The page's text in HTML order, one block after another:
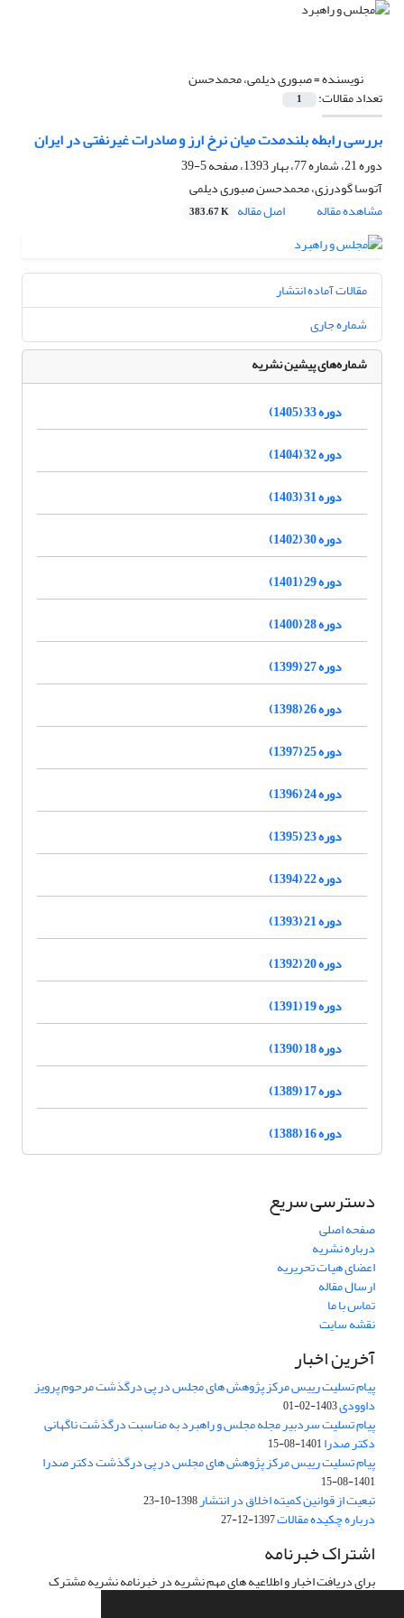
نویسنده =صبوری دیلمی، محمدحسن
تعداد مقالات: 1
بررسی رابطه بلندمدت میان نرخ ارز و صادرات غیرنفتی در ایران
دوره 21، شماره 77، بهار 1393، صفحه
5-39
آتوسا گودرزی، محمدحسن صبوری دیلمی
مشاهده مقاله
اصل مقاله 383.67 K
مقالات آماده انتشار
شماره جاری
شماره‌های پیشین نشریه
دوره 33 (1405)
دوره 32 (1404)
دوره 31 (1403)
دوره 30 (1402)
دوره 29 (1401)
دوره 28 (1400)
دوره 27 (1399)
دوره 26 (1398)
دوره 25 (1397)
دوره 24 (1396)
دوره 23 (1395)
دوره 22 (1394)
دوره 21 (1393)
دوره 20 (1392)
دوره 19 (1391)
دوره 18 (1390)
دوره 17 (1389)
دوره 16 (1388)
دسترسی سریع
صفحه اصلی
درباره نشریه
اعضای هیات تحریریه
ارسال مقاله
تماس با ما
نقشه سایت
آخرین اخبار
پیام تسلیت رییس مرکز پژوهش های مجلس در پی درگذشت مرحوم پرویز
داوودی1403-02-01
پیام تسلیت سردبیر مجله مجلس و راهبرد به مناسبت درگذشت ناگهانی
دکتر صدرا1401-08-15
پیام تسلیت رییس مرکز پژوهش های مجلس در پی درگذشت دکتر صدرا
1401-08-15
تبعیت از قوانین کمیته اخلاق در انتشار1398-10-23
درباره چکیده مقالات1397-12-27
اشتراک خبرنامه
برای دریافت اخبار و اطلاعیه های مهم نشریه در خبرنامه نشریه مشترک